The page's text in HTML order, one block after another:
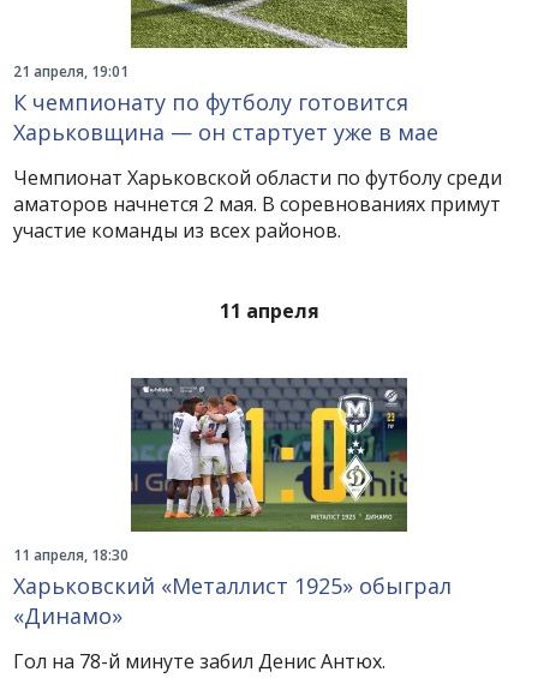
21 апреля, 19:01
К чемпионату по футболу готовится
Харьковщина — он стартует уже в мае
Чемпионат Харьковской области по футболу среди
аматоров начнется 2 мая. В соревнованиях примут
участие команды из всех районов.
11 апреля
11 апреля, 18:30
Харьковский «Металлист 1925» обыграл
«Динамо»
Гол на 78-й минуте забил Денис Антюх.